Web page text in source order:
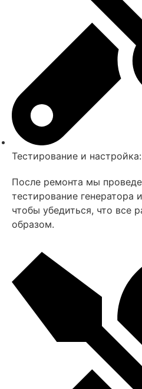
Тестирование и настройка:
После ремонта мы
тестирование генератора
чтобы убедиться, что все
образом.